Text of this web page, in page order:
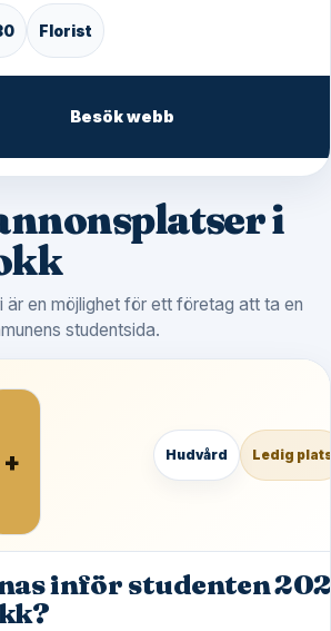
Florist
Besök webb
i
är en möjlighet för ett företag att ta en
studentsida.
+ Hudvård Ledig
inför studenten